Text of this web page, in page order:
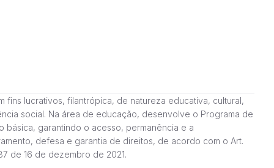
fins lucrativos, filantrópica, de natureza educativa, cultural,
social. Na área de educação, desenvolve o Programa de
básica, garantindo o acesso, permanência e a
defesa e garantia de direitos, de acordo com o Art.
de 16 de dezembro de 2021.